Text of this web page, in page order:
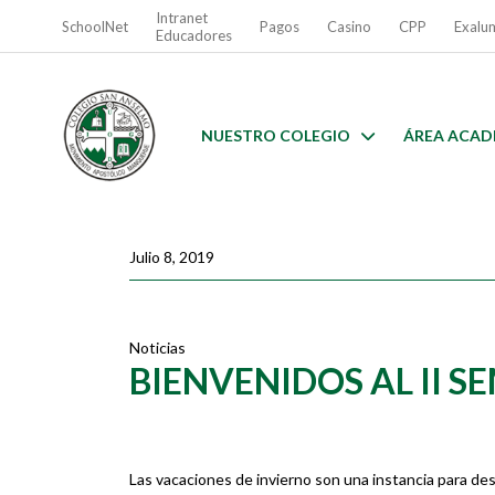
SchoolNet
Intranet
Educadores
Pagos Casino CPP
NUESTRO COLEGIO ÁREA
Julio 8, 2019
Noticias
BIENVENIDOS AL II
Las vacaciones de invierno son una instancia para